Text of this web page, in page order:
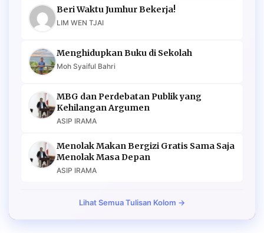
Beri Waktu Jumhur Bekerja!
LIM WEN TJAI
Menghidupkan Buku di Sekolah
Moh Syaiful Bahri
MBG dan Perdebatan Publik yang
Kehilangan Argumen
ASIP IRAMA
Menolak Makan Bergizi Gratis Sama Saja
Menolak Masa Depan
ASIP IRAMA
Lihat Semua Tulisan Kolom →